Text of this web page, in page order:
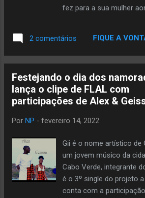
fez para a sua mulher
conheceu através de um
encontraram num
por conta do produtor de
nigeriano Nahz Rashid,
da nova geração. A
oficial de Gii no
2 comentários FIQUE A
Festejando o dia dos
lança o clipe de FLAL com
participações de Alex &
Por NP - fevereiro 14, 2022
Gii é o nome artístico de
um jovem músico da
Cabo Verde, integrante
é o 3º single do projeto
conta com a participação